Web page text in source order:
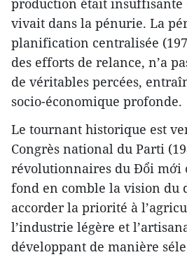
production était insuffisante
vivait dans la pénurie. La
planification centralisée
des efforts de relance, n’a
de véritables percées,
socio-économique profonde.
Le tournant historique est
Congrès national du Parti
révolutionnaires du Đổi mới
fond en comble la vision du
accorder la priorité à
l’industrie légère et
développant de manière